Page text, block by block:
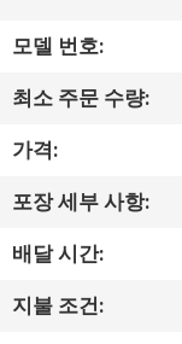
개
공
장
견
학
모델 번호:
최소 주문 수량:
가격:
포장 세부 사항:
배달 시간:
지불 조건: